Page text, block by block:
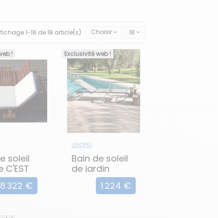
l'aluminium, le bois, le plastique ou
supplémentaire.
1-18 de 18 article(s) Choisir 18
!
soleil
C'EST
8 322 €
Exclusivité web !
UNOPIU
Bain de soleil
de jardin
AURORA
1 224 €